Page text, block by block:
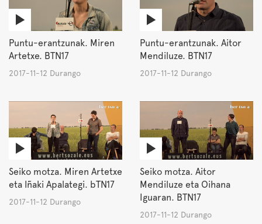
Puntu-erantzunak. Miren
Artetxe. BTN17
2017-11-12 Durango
Puntu-erantzunak. Aitor
Mendiluze. BTN17
2017-11-12 Durango
Seiko motza. Miren Artetxe
eta Iñaki Apalategi. bTN17
2017-11-12 Durango
Seiko motza. Aitor
Mendiluze eta Oihana
Iguaran. BTN17
2017-11-12 Durango